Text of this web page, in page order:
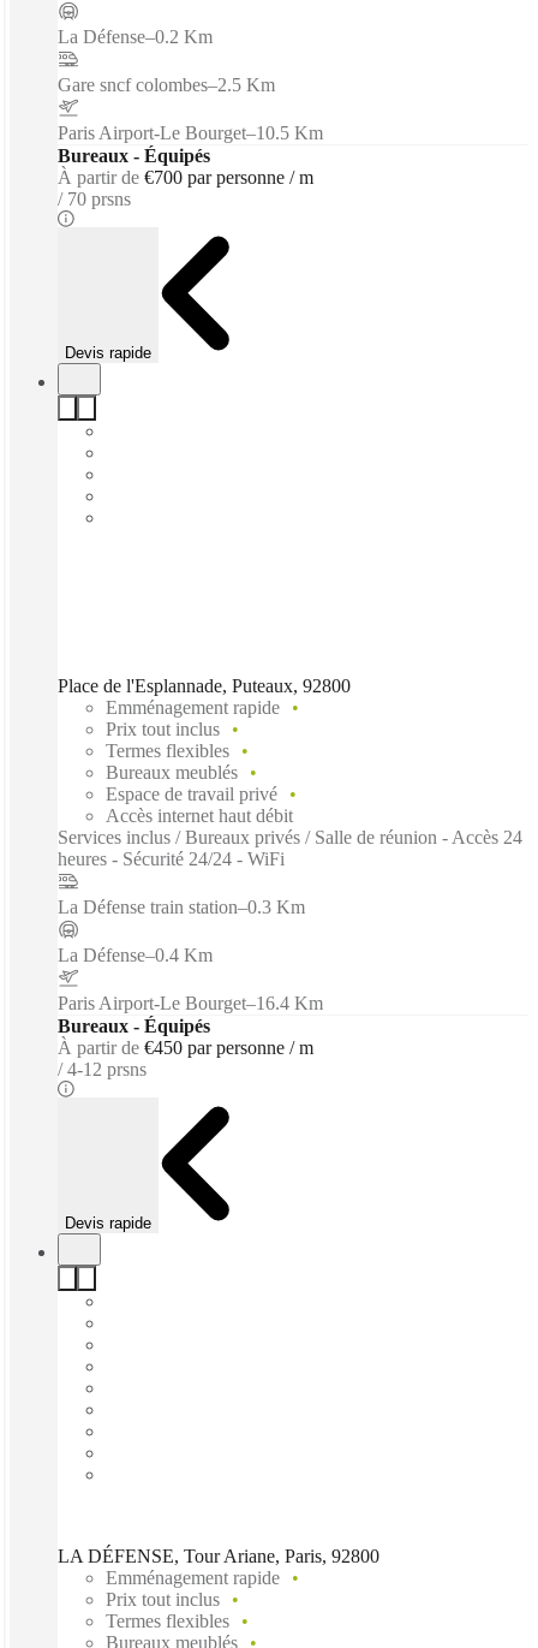
La Défense–0.2 Km
Gare sncf colombes–2.5 Km
Paris Airport-Le Bourget–10.5 Km
Bureaux - Équipés
À partir de €700 par personne / m
70 prsns
Devis rapide
Place de l'Esplannade, Puteaux, 92800
Emménagement rapide
Prix tout inclus
Termes flexibles
Bureaux meublés
Espace de travail privé
Accès internet haut débit
Services inclus / Bureaux privés / Salle de réunion - Accès 24
heures - Sécurité 24/24 - WiFi
La Défense train station–0.3 Km
La Défense–0.4 Km
Paris Airport-Le Bourget–16.4 Km
Bureaux - Équipés
À partir de €450 par personne / m
4-12 prsns
Devis rapide
LA DÉFENSE, Tour Ariane, Paris, 92800
Emménagement rapide
Prix tout inclus
Termes flexibles
Bureaux meublés